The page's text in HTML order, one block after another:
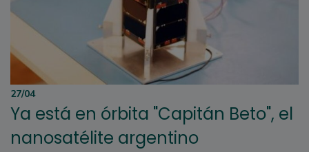
27/04
Ya está en órbita "Capitán Beto", el
nanosatélite argentino